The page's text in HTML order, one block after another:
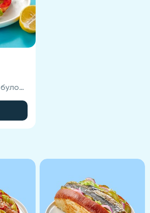
филе скумбрии, булочка бриошь, маринованные огурцы, свежий помидор, салат айсберг, фирменный соус, томатный соус.